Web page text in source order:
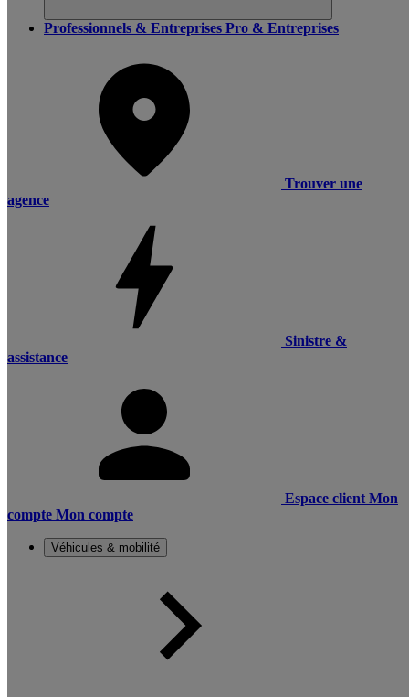
Professionnels & Entreprises Pro & Entreprises
Trouver une
agence
Sinistre &
assistance
Espace client Mon
compte Mon compte
Véhicules & mobilité